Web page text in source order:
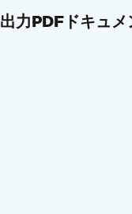
<
出力PDFドキュメ